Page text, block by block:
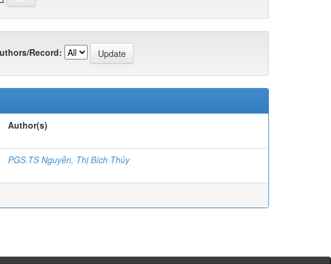
Record:
Author(s)
PGS.TS Nguyễn, Thị Bích Thủy